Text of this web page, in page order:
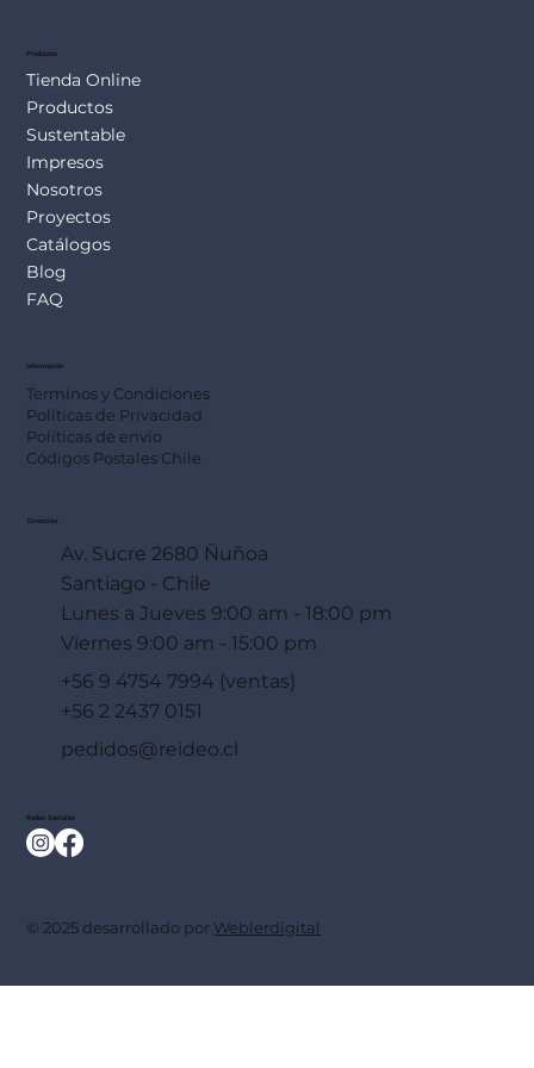
Productos
Tienda Online
Productos
Sustentable
Impresos
Nosotros
Proyectos
Catálogos
Blog
FAQ
Información
Terminos y Condiciones
Políticas de Privacidad
Políticas de envío
Códigos Postales Chile
Dirección
Av. Sucre 2680 Ñuñoa
Santiago - Chile
Lunes a Jueves 9:00 am - 18:00 pm
Viernes 9:00 am - 15:00 pm
+56 9 4754 7994 (ventas)
+56 2 2437 0151
pedidos@reideo.cl
Redes Sociales
© 2025 desarrollado por Weblerdigital